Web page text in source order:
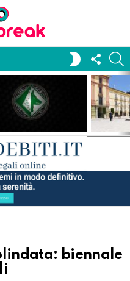
SWITCH
SKIN
US
biennale